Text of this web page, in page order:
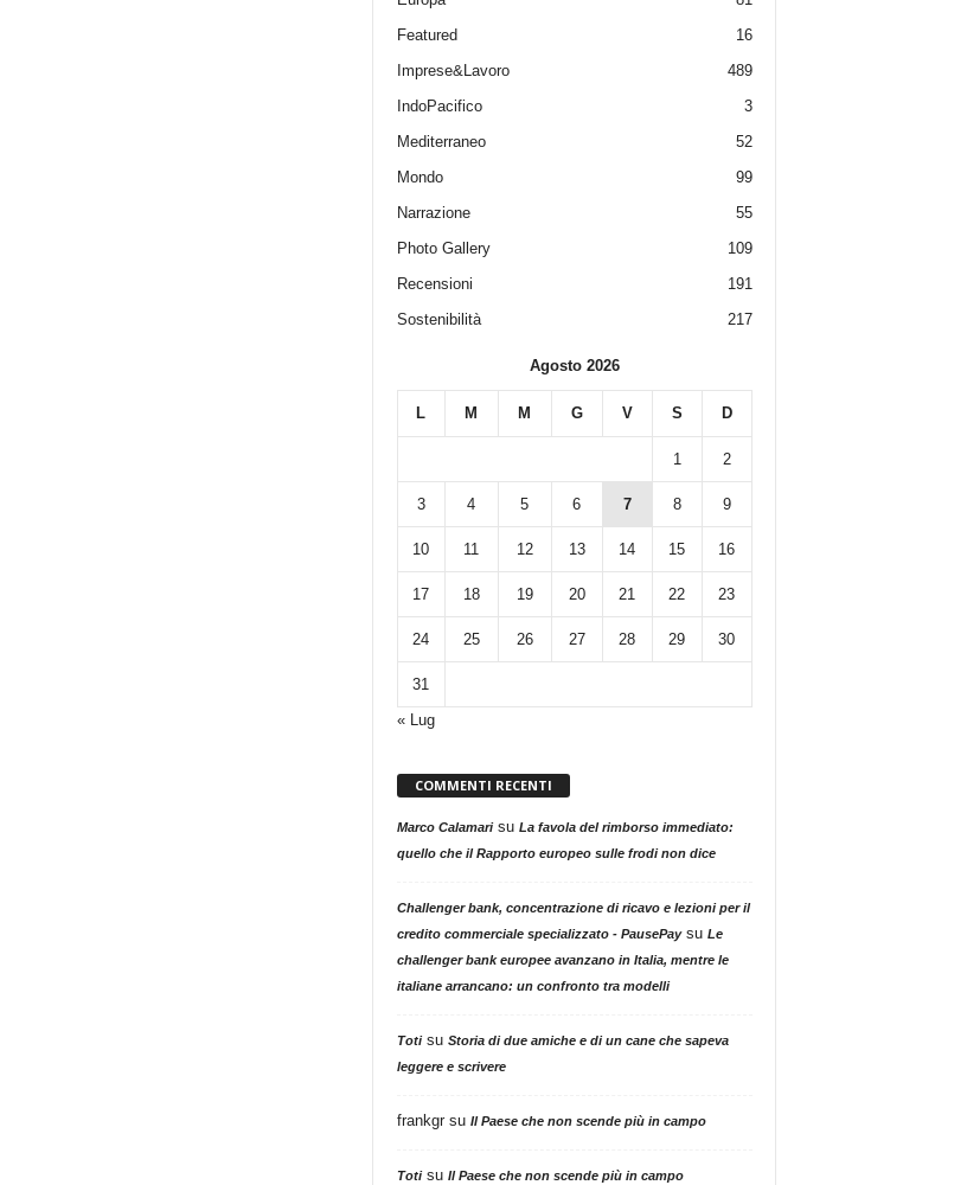
Featured
16
Imprese&Lavoro
489
IndoPacifico
3
Mediterraneo
52
Mondo
99
Narrazione
55
Photo Gallery
109
Recensioni
191
Sostenibilità
217
Agosto 2026
L M M G V S D
1 2
3 4 5 6 7 8 9
10 11 12 13 14 15 16
17 18 19 20 21 22 23
24 25 26 27 28 29 30
31
« Lug
COMMENTI RECENTI
Marco Calamarisu La favola del rimborso immediato:
quello che il Rapporto europeo sulle frodi non dice
Challenger bank, concentrazione di ricavo e lezioni per il
credito commerciale specializzato - PausePaysu Le
challenger bank europee avanzano in Italia, mentre le
italiane arrancano: un confronto tra modelli
Totisu Storia di due amiche e di un cane che sapeva
leggere e scrivere
frankgrsu Il Paese che non scende più in campo
Totisu Il Paese che non scende più in campo